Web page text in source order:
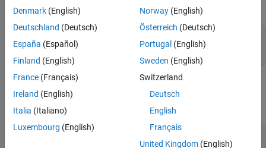
expand all
Results set
sltest.testmanager.ResultSetobject
Examples
expand all
Remove a Test Result
Denmark (English)
Deutschland (Deutsch)
España (Español)
Finland (English)
France (Français)
Ireland (English)
Italia (Italiano)
Luxembourg (English)
Norway(English)
Österreich (Deutsch)
Portugal (English)
Sweden (English)
Switzerland
Deutsch
English
Français
United Kingdom(English)